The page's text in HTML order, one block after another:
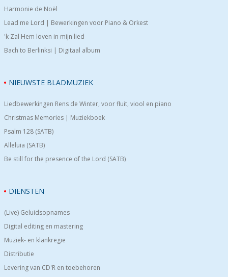
Harmonie de Noël
Lead me Lord | Bewerkingen voor Piano & Orkest
'k Zal Hem loven in mijn lied
Bach to Berlinksi | Digitaal album
NIEUWSTE BLADMUZIEK
Liedbewerkingen Rens de Winter, voor fluit, viool en piano
Christmas Memories | Muziekboek
Psalm 128 (SATB)
Alleluia (SATB)
Be still for the presence of the Lord (SATB)
DIENSTEN
(Live) Geluidsopnames
Digital editing en mastering
Muziek- en klankregie
Distributie
Levering van CD'R en toebehoren